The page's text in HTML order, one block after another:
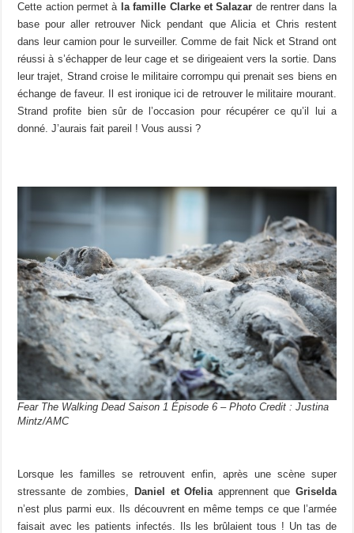
Cette action permet à la famille Clarke et Salazar de rentrer dans la
base pour aller retrouver Nick pendant que Alicia et Chris restent
dans leur camion pour le surveiller. Comme de fait Nick et Strand ont
réussi à s’échapper de leur cage et se dirigeaient vers la sortie. Dans
leur trajet, Strand croise le militaire corrompu qui prenait ses biens en
échange de faveur. Il est ironique ici de retrouver le militaire mourant.
Strand profite bien sûr de l’occasion pour récupérer ce qu’il lui a
donné. J’aurais fait pareil ! Vous aussi ?
Fear The Walking Dead Saison 1 Épisode 6 – Photo Credit : Justina
Mintz/AMC
Lorsque les familles se retrouvent enfin, après une scène super
stressante de zombies, Daniel et Ofelia apprennent que Griselda
n’est plus parmi eux. Ils découvrent en même temps ce que l’armée
faisait avec les patients infectés. Ils les brûlaient tous ! Un tas de